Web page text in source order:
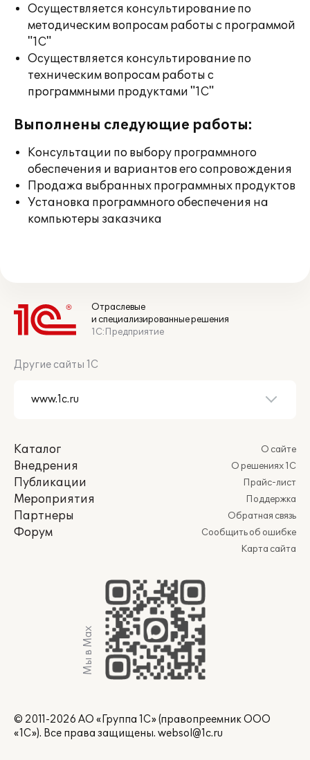
Осуществляется консультирование по
методическим вопросам работы с программой
"1С"
Осуществляется консультирование по
техническим вопросам работы с
программными продуктами "1С"
Выполнены следующие работы:
Консультации по выбору программного
обеспечения и вариантов его сопровождения
Продажа выбранных программных продуктов
Установка программного обеспечения на
компьютеры заказчика
Отраслевые
и специализированные решения
1С:Предприятие
Другие сайты 1С
Каталог
Внедрения
Публикации
Мероприятия
Партнеры
Форум
О сайте
О решениях 1С
Прайс-лист
Поддержка
Обратная связь
Сообщить об ошибке
Карта сайта
Мы в Max
© 2011-2026 АО «Группа 1С» (правопреемник ООО
«1С»). Все права защищены. websol@1c.ru